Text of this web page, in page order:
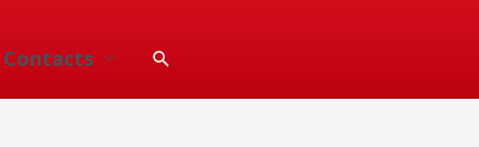
Contacts Rechercher